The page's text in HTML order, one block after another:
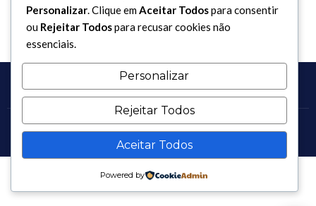
Copyright 2017 - 2026 / Todos os direitos reservados.
Personalizar. Clique emAceitar Todospara consentir
ou Rejeitar Todospara recusar cookies não
essenciais.
Personalizar
Rejeitar Todos
Aceitar Todos
Powered by